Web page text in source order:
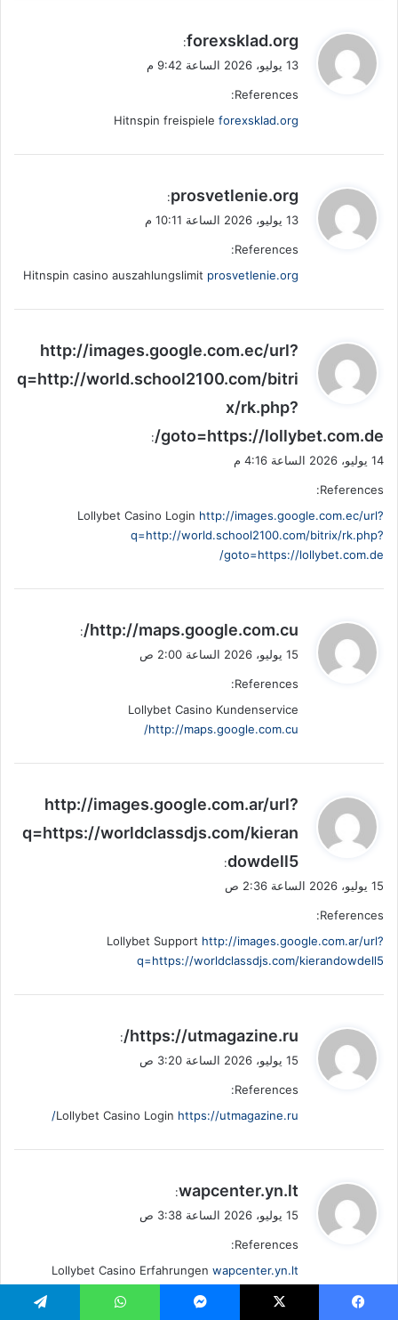
ي
ق
ل
forexsklad.org
:
13 يوليو، 2026 الساعة 9:42 م
References:
Hitnspin freispiele forexsklad.org
ي
ق
ل
prosvetlenie.org
:
13 يوليو، 2026 الساعة 10:11 م
References:
Hitnspin casino auszahlungslimit prosvetlenie.org
ي
و
ل
http://images.google.com.ec/url?
q=http://world.school2100.com/bitri
x/rk.php?
goto=https://lollybet.com.de/
:
14 يوليو، 2026 الساعة 4:16 م
References:
Lollybet Casino Login http://images.google.com.ec/url?
q=http://world.school2100.com/bitrix/rk.php?
goto=https://lollybet.com.de/
ي
ق
ل
http://maps.google.com.cu/
:
15 يوليو، 2026 الساعة 2:00 ص
References:
Lollybet Casino Kundenservice
http://maps.google.com.cu/
ي
و
ل
http://images.google.com.ar/url?
q=https://worldclassdjs.com/kieran
dowdell5
:
15 يوليو، 2026 الساعة 2:36 ص
References:
Lollybet Support http://images.google.com.ar/url?
q=https://worldclassdjs.com/kierandowdell5
ي
ق
ل
https://utmagazine.ru/
:
15 يوليو، 2026 الساعة 3:20 ص
References:
Lollybet Casino Login https://utmagazine.ru/
ي
ق
ل
wapcenter.yn.lt
:
15 يوليو، 2026 الساعة 3:38 ص
References:
Lollybet Casino Erfahrungen wapcenter.yn.lt